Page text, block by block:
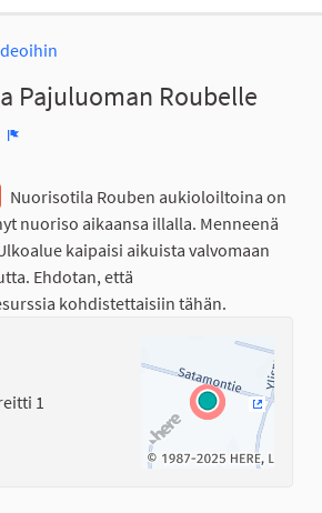
Pajuluoman Roubelle
Nuorisotila Rouben aukioloiltoina on
nuoriso aikaansa illalla. Menneenä
kaipaisi aikuista valvomaan
Ehdotan, että
kohdistettaisiin tähän.
1